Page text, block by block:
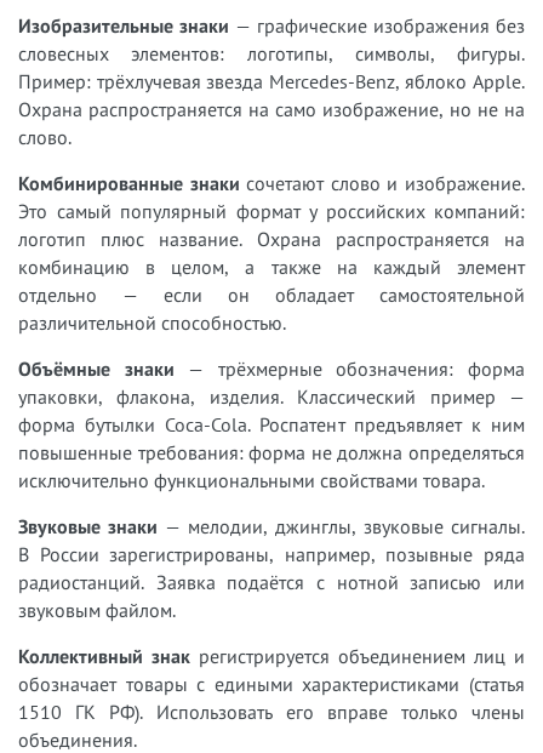
Изобразительные знаки — графические изображения без
словесных элементов: логотипы, символы, фигуры.
Пример: трёхлучевая звезда Mercedes-Benz, яблоко Apple.
Охрана распространяется на само изображение, но не на
слово.
Комбинированные знаки сочетают слово и изображение.
Это самый популярный формат у российских компаний:
логотип плюс название. Охрана распространяется на
комбинацию в целом, а также на каждый элемент
отдельно — если он обладает самостоятельной
различительной способностью.
Объёмные знаки — трёхмерные обозначения: форма
упаковки, флакона, изделия. Классический пример —
форма бутылки Coca-Cola. Роспатент предъявляет к ним
повышенные требования: форма не должна определяться
исключительно функциональными свойствами товара.
Звуковые знаки — мелодии, джинглы, звуковые сигналы.
В России зарегистрированы, например, позывные ряда
радиостанций. Заявка подаётся с нотной записью или
звуковым файлом.
Коллективный знак регистрируется объединением лиц и
обозначает товары с едиными характеристиками (статья
1510 ГК РФ). Использовать его вправе только члены
объединения.